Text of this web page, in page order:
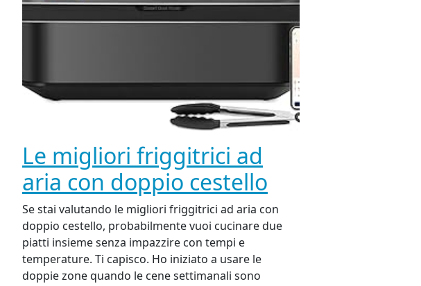
Le migliori friggitrici ad
aria con doppio cestello
Se stai valutando le migliori friggitrici ad aria con
doppio cestello, probabilmente vuoi cucinare due
piatti insieme senza impazzire con tempi e
temperature. Ti capisco. Ho iniziato a usare le
doppie zone quando le cene settimanali sono